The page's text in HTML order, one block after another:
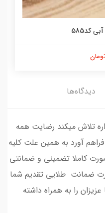
کد585
دیدگاه‌ها
تلاش میکند رضایت همه
آورد به همین علت کلیه
کاملا تضمینی و ضمانتی
ضمانت طلایی تقدیم شما
را به همراه داشته